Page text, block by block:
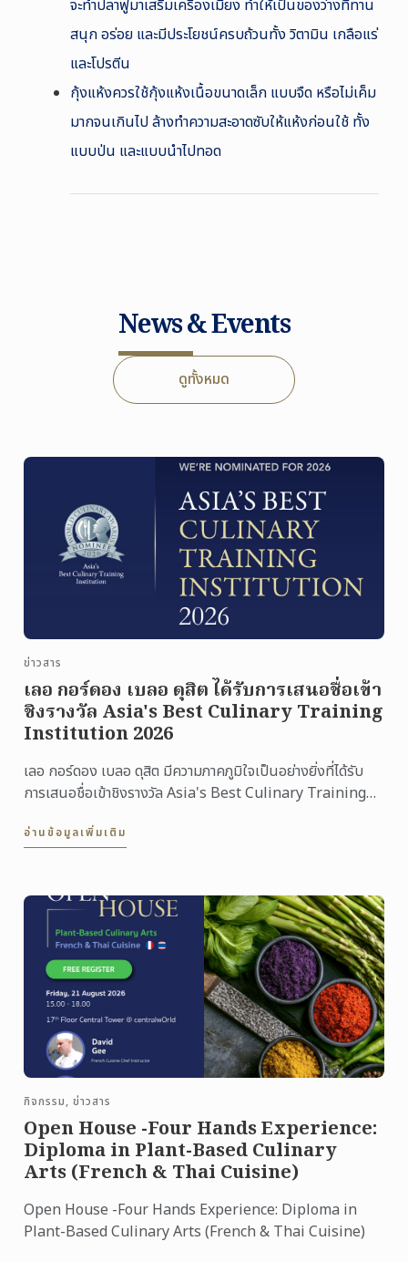
จะทำปลาฟูมาเสริมเครื่องเมี่ยง ทำให้เป็นของว่างที่ทาน
สนุก อร่อย และมีประโยชน์ครบถ้วนทั้ง วิตามิน เกลือแร่
และโปรตีน
กุ้งแห้งควรใช้กุ้งแห้งเนื้อขนาดเล็ก แบบจืด หรือไม่เค็ม
มากจนเกินไป ล้างทำความสะอาดซับให้แห้งก่อนใช้ ทั้ง
แบบป่น และแบบนำไปทอด
News & Events
ดูทั้งหมด
ข่าวสาร
เลอ กอร์ดอง เบลอ ดุสิต ได้รับการเสนอชื่อเข้า
ชิงรางวัล Asia's Best Culinary Training
Institution 2026
เลอ กอร์ดอง เบลอ ดุสิต มีความภาคภูมิใจเป็นอย่างยิ่งที่ได้รับ
การเสนอชื่อเข้าชิงรางวัล Asia's Best Culinary Training
อ่านข้อมูลเพิ่มเติม
กิจกรรม, ข่าวสาร
Open House -Four Hands Experience:
Diploma in Plant-Based Culinary
Arts (French & Thai Cuisine)
Open House -Four Hands Experience: Diploma in
Plant-Based Culinary Arts (French & Thai Cuisine)